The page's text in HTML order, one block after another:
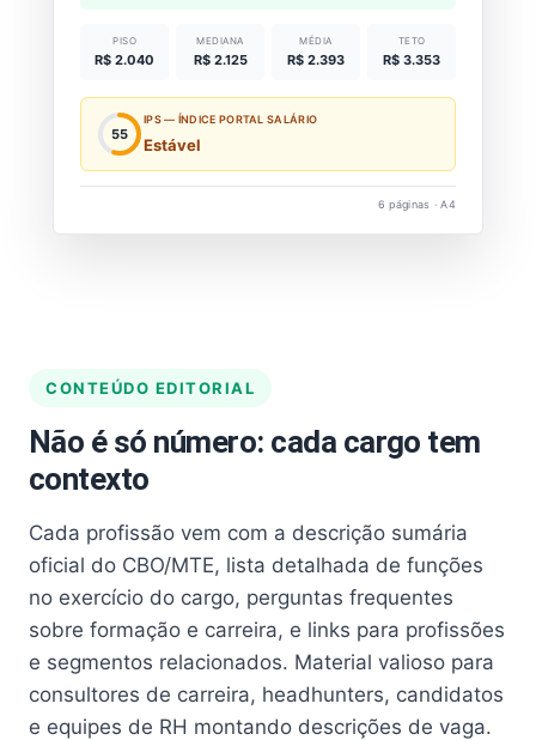
PISO
R$ 2.040
MEDIANA
R$ 2.125
MÉDIA
R$ 2.393
TETO
R$ 3.353
55
IPS — ÍNDICE PORTAL SALÁRIO
Estável
6 páginas · A4
CONTEÚDO EDITORIAL
Não é só número: cada cargo tem
contexto
Cada profissão vem com a descrição sumária
oficial do CBO/MTE, lista detalhada de funções
no exercício do cargo, perguntas frequentes
sobre formação e carreira, e links para profissões
e segmentos relacionados. Material valioso para
consultores de carreira, headhunters, candidatos
e equipes de RH montando descrições de vaga.